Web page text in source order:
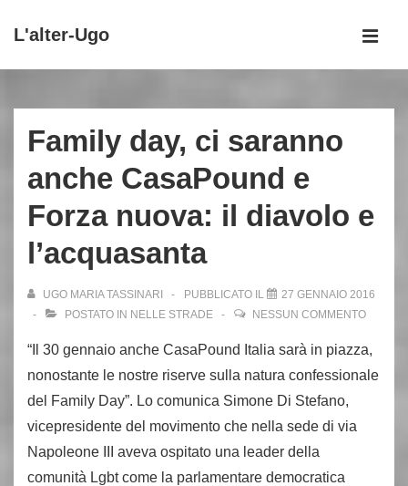
Vai
principale
L'alter-Ugo
principale
Family day, ci saranno
anche CasaPound e
Forza nuova: il diavolo e
l’acquasanta
UGO MARIA TASSINARI PUBBLICATO IL
27 GENNAIO 2016
POSTATO IN NELLE STRADE NESSUN COMMENTO
“Il 30 gennaio anche CasaPound Italia sarà in piazza,
nonostante le nostre riserve sulla natura confessionale
del Family Day”. Lo comunica Simone Di Stefano,
vicepresidente del movimento che nella sede di via
Napoleone III aveva ospitato una leader della
comunità Lgbt come la parlamentare democratica